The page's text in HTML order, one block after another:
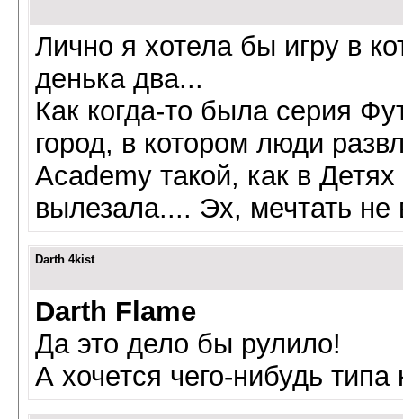
Лично я хотела бы игру в
денька два...
Как когда-то была серия
город, в котором люди
Academy такой, как в
вылезала.... Эх, мечтать
Darth 4kist
Darth Flame
Да это дело бы рулило!
А хочется чего-нибудь